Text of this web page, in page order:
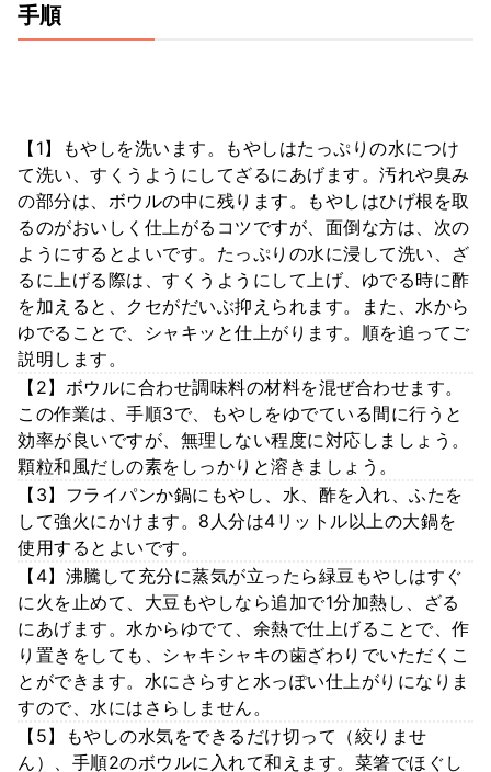
手順
【1】もやしを洗います。もやしはたっぷりの水につけ
て洗い、すくうようにしてざるにあげます。汚れや臭み
の部分は、ボウルの中に残ります。もやしはひげ根を取
るのがおいしく仕上がるコツですが、面倒な方は、次の
ようにするとよいです。たっぷりの水に浸して洗い、ざ
るに上げる際は、すくうようにして上げ、ゆでる時に酢
を加えると、クセがだいぶ抑えられます。また、水から
ゆでることで、シャキッと仕上がります。順を追ってご
説明します。
【2】ボウルに合わせ調味料の材料を混ぜ合わせます。
この作業は、手順3で、もやしをゆでている間に行うと
効率が良いですが、無理しない程度に対応しましょう。
顆粒和風だしの素をしっかりと溶きましょう。
【3】フライパンか鍋にもやし、水、酢を入れ、ふたを
して強火にかけます。8人分は4リットル以上の大鍋を
使用するとよいです。
【4】沸騰して充分に蒸気が立ったら緑豆もやしはすぐ
に火を止めて、大豆もやしなら追加で1分加熱し、ざる
にあげます。水からゆでて、余熱で仕上げることで、作
り置きをしても、シャキシャキの歯ざわりでいただくこ
とができます。水にさらすと水っぽい仕上がりになりま
すので、水にはさらしません。
【5】もやしの水気をできるだけ切って（絞りませ
ん）、手順2のボウルに入れて和えます。菜箸でほぐし